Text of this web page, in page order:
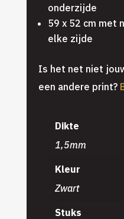
onderzijde
59 x 52 cm met
elke zijde
Is het net niet
een andere print?
Dikte
1,5mm
Kleur
Zwart
Stuks